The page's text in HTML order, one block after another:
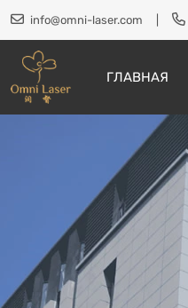
info@omni-laser.com
ГЛАВНАЯ